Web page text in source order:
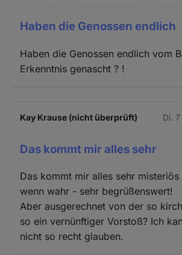
Haben die Genossen endlich
Haben die Genossen endlich vom
Erkenntnis genascht ? !
Kay Krause (nicht überprüft) Di.
Das kommt mir alles sehr
Das kommt mir alles sehr
wenn wahr - sehr begrüßenswert!
Aber ausgerechnet von der so
so ein vernünftiger Vorstoß? Ich
nicht so recht glauben.